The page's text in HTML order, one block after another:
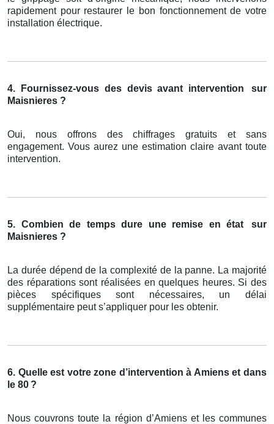
rapidement pour restaurer le bon fonctionnement de votre
installation é lectrique.
4. Fournissez-vous des devis avant intervention
sur
Maisnieres ?
Oui, nous offrons des chiffrages gratuits et sans
engagement. Vous aurez une estimation claire avant toute
intervention.
5. Combien de temps dure une remise en état
sur
Maisnieres ?
La durée dépend de la complexité de la panne. La majorité
des réparations sont réalisées en quelques heures. Si des
pièces spécifiques sont nécessaires, un délai
supplémentaire peut s’appliquer pour les obtenir.
6. Quelle est votre zone d’intervention à Amiens et dans
le 80 ?
Nous couvrons toute la région d’Amiens et les communes